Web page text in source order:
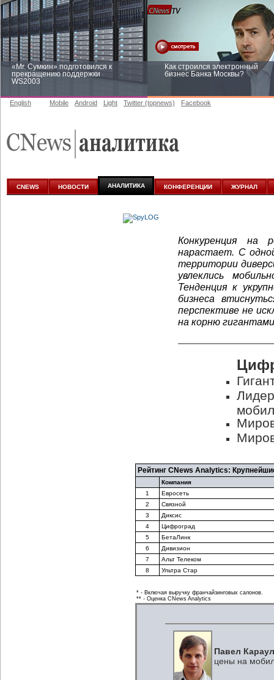
«Mr. Сумкин» подготовился к
прекращению поддержки
WS2003
Как строился электронный
бизнес Банка Москвы?
аналитике
English Mobile Android Light Twitter (topnews) Facebook
CNEWS НОВОСТИ АНАЛИТИКА КОНФЕРЕНЦИИ ЖУРНАЛ
Конкуренция на
нарастает. С
территории
увлеклись
Тенденция к
бизнеса
перспективе не
на корню
Рейтинг CNews Analytics:
Компания
1
Евросеть
2
Связной
3
Диксис
4
Цифроград
5
БетаЛинк
6
Дивизион
7
Альт Телеком
8
Ультра Стар
* - Включая выручку франчайзинговых салонов.
** - Оценка CNews Analytics
Павел
цены на